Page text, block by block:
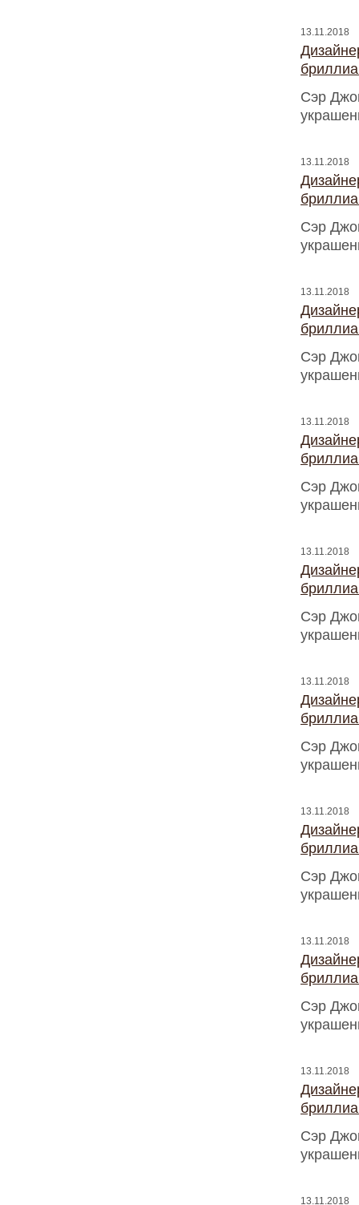
13.11.2018
Сэр
13.11.2018
Сэр
13.11.2018
Сэр
13.11.2018
Сэр
13.11.2018
Сэр
13.11.2018
Сэр
13.11.2018
Сэр
13.11.2018
Сэр
13.11.2018
Сэр
13.11.2018